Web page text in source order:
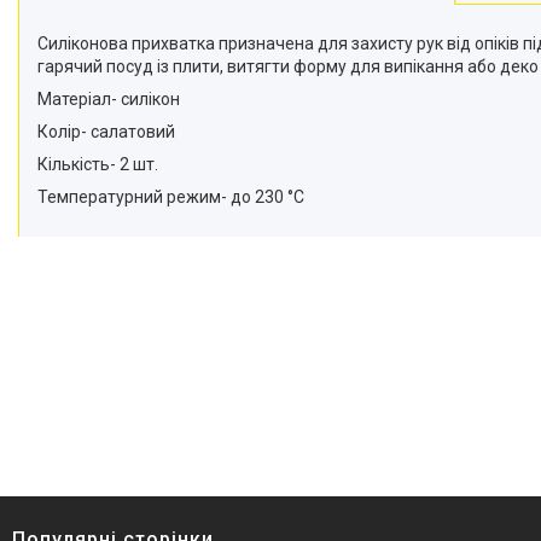
Силіконова прихватка призначена для захисту рук від
гарячий посуд із плити, витягти форму для випікання або
Матеріал- силікон
Колір- салатовий
Кількість- 2 шт.
Температурний режим- до 230 °C